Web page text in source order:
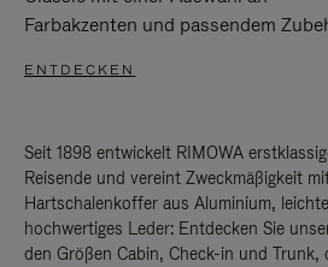
Farbakzenten und passendem
ENTDECKEN
Seit 1898 entwickelt RIMOWA
Reisende und vereint Zweckmäßigkeit
Hartschalenkoffer aus Aluminium,
hochwertiges Leder: Entdecken Sie
den Größen Cabin, Check-in und Trunk,